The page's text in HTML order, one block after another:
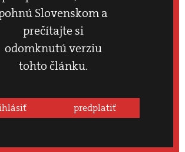
Slovenskom a
prečítajte si
odomknutú verziu
tohto článku.
predplatiť